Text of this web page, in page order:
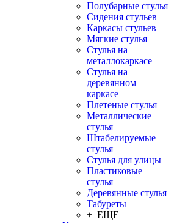
Полубарные стулья
Сидения стульев
Каркасы стульев
Мягкие стулья
Стулья на
металлокаркасе
Стулья на
деревянном
каркасе
Плетеные стулья
Металлические
стулья
Штабелируемые
стулья
Стулья для улицы
Пластиковые
стулья
Деревянные стулья
Табуреты
+ ЕЩЕ